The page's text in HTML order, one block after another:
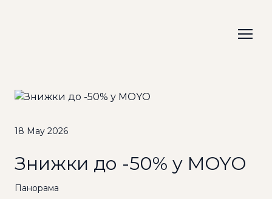
18 May 2026
Знижки до -50% у MOYO
Панорама